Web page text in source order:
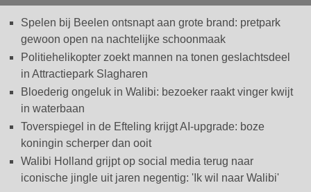
Spelen bij Beelen ontsnapt aan grote brand: pretpark
gewoon open na nachtelijke schoonmaak
Politiehelikopter zoekt mannen na tonen geslachtsdeel
in Attractiepark Slagharen
Bloederig ongeluk in Walibi: bezoeker raakt vinger kwijt
in waterbaan
Toverspiegel in de Efteling krijgt AI-upgrade: boze
koningin scherper dan ooit
Walibi Holland grijpt op social media terug naar
iconische jingle uit jaren negentig: 'Ik wil naar Walibi'